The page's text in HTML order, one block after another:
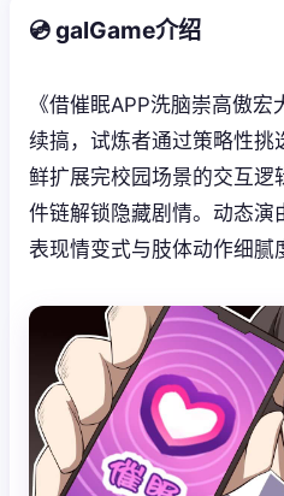
💿 galGame介绍
《借催眠APP洗脑崇高傲
续搞，试炼者通过策略性挑
鲜扩展完校园场景的交互逻
件链解锁隐藏剧情。动态演
表现情变式与肢体动作细腻